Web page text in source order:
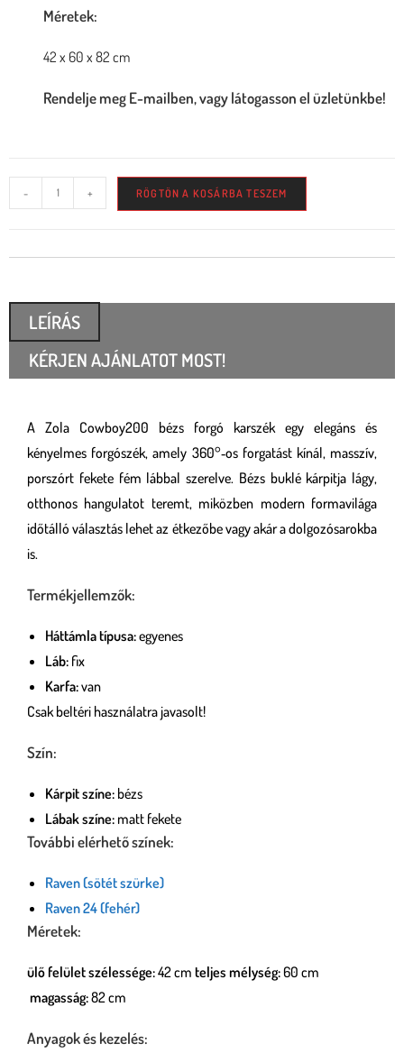
Méretek:
42 x 60 x 82 cm
Rendelje meg E-mailben, vagy látogasson el üzletünkbe!
- + RÖGTÖN A KOSÁRBA TESZEM
LEÍRÁS
KÉRJEN AJÁNLATOT MOST!
A Zola Cowboy200 bézs forgó karszék egy elegáns és
kényelmes forgószék, amely 360°‐os forgatást kínál, masszív,
porszórt fekete fém lábbal szerelve. Bézs buklé kárpitja lágy,
otthonos hangulatot teremt, miközben modern formavilága
időtálló választás lehet az étkezőbe vagy akár a dolgozósarokba
is.
Termékjellemzők:
Háttámla típusa:egyenes
Láb: fix
Karfa:van
Csak beltéri használatra javasolt!
Szín:
Kárpit színe: bézs
Lábak színe: matt fekete
További elérhető színek:
Raven (sötét szürke)
Raven 24 (fehér)
Méretek:
ülő felület szélessége:42 cm teljes mélység:60 cm
magasság:82 cm
Anyagok és kezelés: